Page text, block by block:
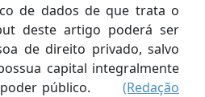
de dados de que trata o
deste artigo poderá ser
de direito privado, salvo
capital integralmente
poder público. (Redação